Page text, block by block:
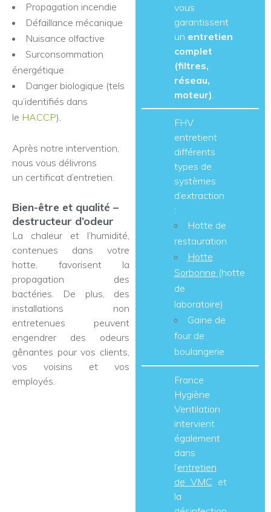
Propagation incendie
Défaillance mécanique
Nuisance olfactive
Surconsommation
énergétique
Danger biologique (tels
qu’identifiés dans
le HACCP).
Après notre intervention,
nous vous délivrons
un certificat d’entretien.
Bien-être et qualité –
destructeur d’odeur
La chaleur et l’humidité,
contenues dans votre
hotte, favorisent la
propagation des
bactéries. De plus, des
installations non
entretenues peuvent
engendrer des odeurs
gênantes pour vos clients,
vos voisins et vos
employés.
vous
garantissent
un entretien
complet
(filtres,
réseau,
moteur).
FHV
entretient
différents
types de
systèmes
d’extraction
:
Hotte de
restauration
Hotte
Sorbonne (hotte
de
laboratoire)
Gaine de
four de
boulangerie
France
Hygiène
Ventilation
intervient
également
dans
l’entretien
de VMC et
la